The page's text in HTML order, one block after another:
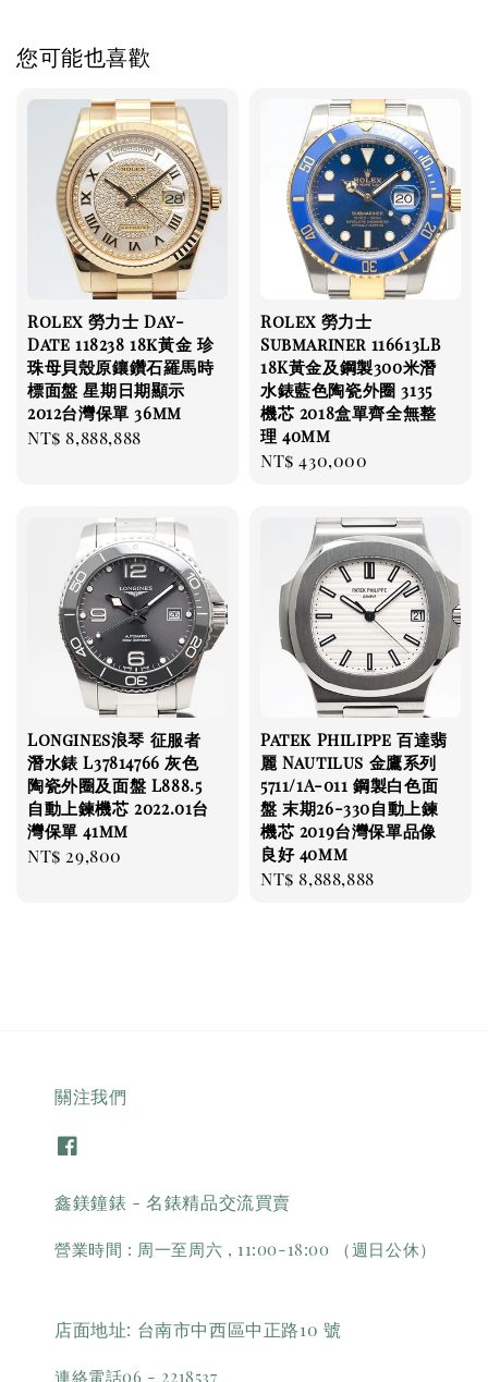
您可能也喜歡
Rolex 勞力士 Day-
Date 118238 18k黃金 珍
珠母貝殼原鑲鑽石羅馬時
標面盤 星期日期顯示
2012台灣保單 36mm
Regular
NT$ 8,888,888
Rolex 勞力士
Submariner 116613LB
18K黃金及鋼製300米潛
水錶藍色陶瓷外圈 3135
機芯 2018盒單齊全無整
理 40mm
Regular
NT$ 430,000
Longines浪琴 征服者
潛水錶 L37814766 灰色
陶瓷外圈及面盤 L888.5
自動上鍊機芯 2022.01台
灣保單 41mm
Regular
NT$ 29,800
Patek Philippe 百達翡
麗 Nautilus 金鷹系列
5711/1A-011 鋼製白色面
盤 末期26-330自動上鍊
機芯 2019台灣保單品像
良好 40mm
Regular
NT$ 8,888,888
關注我們
鑫鎂鐘錶 - 名錶精品交流買賣
營業時間 : 周一至周六 , 11:00-18:00 （週日公休）
店面地址: 台南市中西區中正路10 號
連絡電話06 - 2218537